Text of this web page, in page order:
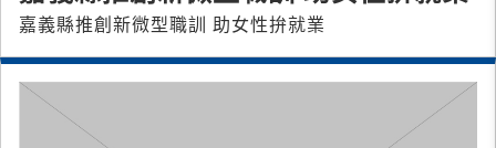
嘉義縣推創新微型職訓 助女性拚就業